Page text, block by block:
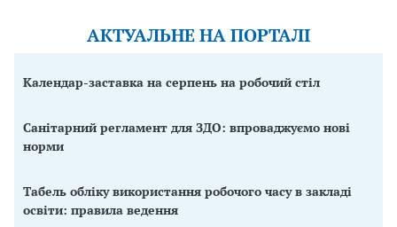
АКТУАЛЬНЕ НА ПОРТАЛІ
Календар-заставка на серпень на робочий стіл
Санітарний регламент для ЗДО: впроваджуємо нові
норми
Табель обліку використання робочого часу в закладі
освіти: правила ведення